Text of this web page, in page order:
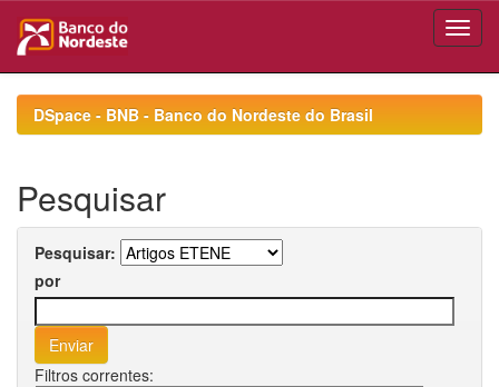
navigationDSpace - BNB - Banco do Nordeste do Brasil
Pesquisar
Pesquisar:
por
Filtros correntes: